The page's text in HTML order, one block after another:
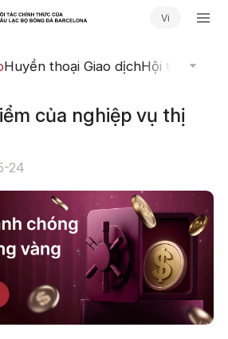
Vi
Huyền thoại Giao dịchHội thảo
của nghiệp vụ thị
24